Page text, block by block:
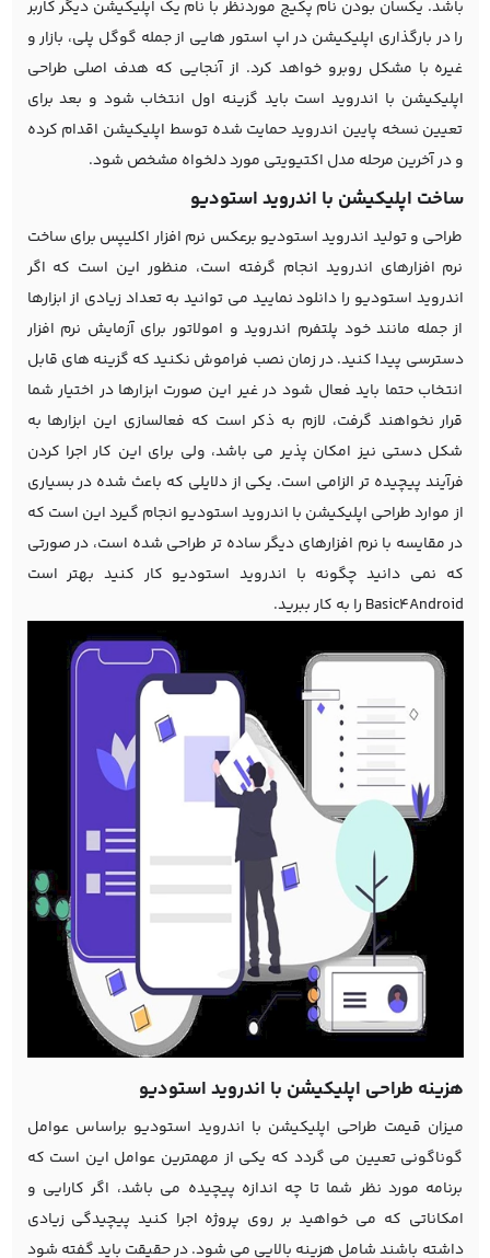
باشد. یکسان بودن نام پکیج موردنظر با نام یک اپلیکیشن دیگر کاربر
را در بارگذاری اپلیکیشن در اپ استور هایی از جمله گوگل پلی، بازار و
غیره با مشکل روبرو خواهد کرد. از آنجایی که هدف اصلی طراحی
اپلیکیشن با اندروید است باید گزینه اول انتخاب شود و بعد برای
تعیین نسخه پایین اندروید حمایت شده توسط اپلیکیشن اقدام کرده
و در آخرین مرحله مدل اکتیویتی مورد دلخواه مشخص شود.
ساخت اپلیکیشن با اندروید استودیو
طراحی و تولید اندروید استودیو برعکس نرم افزار اکلیپس برای ساخت
نرم افزارهای اندروید انجام گرفته است، منظور این است که اگر
اندروید استودیو را دانلود نمایید می توانید به تعداد زیادی از ابزارها
از جمله مانند خود پلتفرم اندروید و امولاتور برای آزمایش نرم افزار
دسترسی پیدا کنید. در زمان نصب فراموش نکنید که گزینه های قابل
انتخاب حتما باید فعال شود در غیر این صورت ابزارها در اختیار شما
قرار نخواهند گرفت، لازم به ذکر است که فعالسازی این ابزارها به
شکل دستی نیز امکان پذیر می باشد، ولی برای این کار اجرا کردن
فرآیند پیچیده تر الزامی است. یکی از دلایلی که باعث شده در بسیاری
از موارد طراحی اپلیکیشن با اندروید استودیو انجام گیرد این است که
در مقایسه با نرم افزارهای دیگر ساده تر طراحی شده است، در صورتی
که نمی دانید چگونه با اندروید استودیو کار کنید بهتر است
Basic4Android را به کار ببرید.
هزینه طراحی اپلیکیشن با اندروید استودیو
میزان قیمت طراحی اپلیکیشن با اندروید استودیو براساس عوامل
گوناگونی تعیین می گردد که یکی از مهمترین عوامل این است که
برنامه مورد نظر شما تا چه اندازه پیچیده می باشد، اگر کارایی و
امکاناتی که می خواهید بر روی پروژه اجرا کنید پیچیدگی زیادی
داشته باشند شامل هزینه بالایی می شود. در حقیقت باید گفته شود